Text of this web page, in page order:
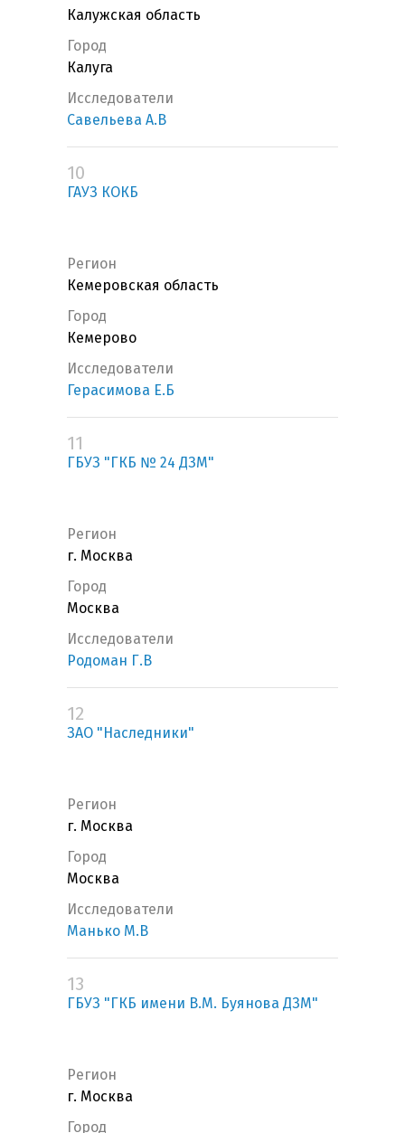
Калужская область
Город
Калуга
Исследователи
Савельева А.В
10
ГАУЗ КОКБ
Регион
Кемеровская область
Город
Кемерово
Исследователи
Герасимова Е.Б
11
ГБУЗ "ГКБ № 24 ДЗМ"
Регион
г. Москва
Город
Москва
Исследователи
Родоман Г.В
12
ЗАО "Наследники"
Регион
г. Москва
Город
Москва
Исследователи
Манько М.В
13
ГБУЗ "ГКБ имени В.М. Буянова ДЗМ"
Регион
г. Москва
Город